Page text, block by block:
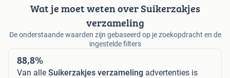
Wat je moet weten over Suikerzakjes
verzameling
De onderstaande waarden zijn gebaseerd op je zoekopdracht en de
ingestelde filters
88,8%
Van alle Suikerzakjes verzameling advertenties is